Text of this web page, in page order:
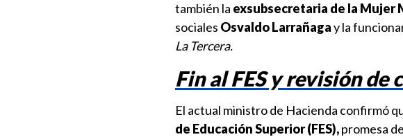
también la exsubsecretaria de la Mujer
sociales Osvaldo Larrañagay la
La Tercera.
Fin al FES y revisión de
El actual ministro de Hacienda confirmó
de Educación Superior (FES),promesa